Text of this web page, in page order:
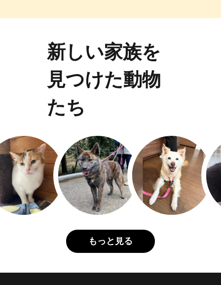
新しい家族を
見つけた動物
たち
もっと見る